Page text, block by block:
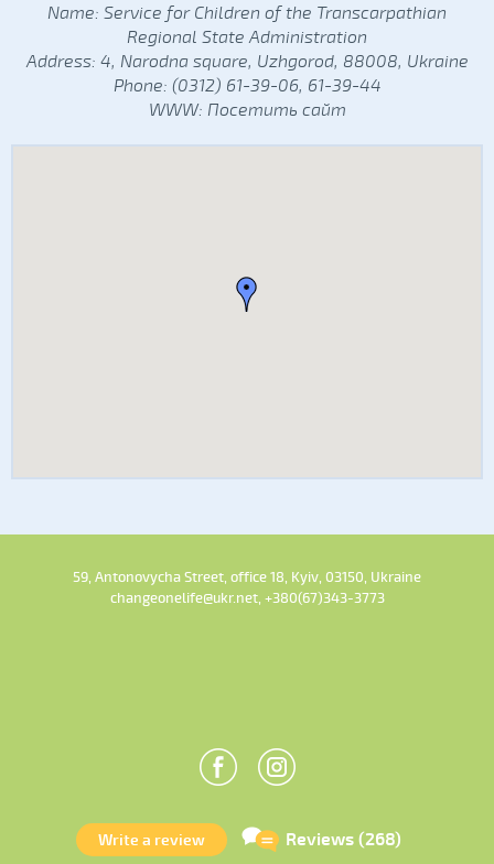
Name: Service for Children of the Transcarpathian
Regional State Administration
Address: 4, Narodna square, Uzhgorod, 88008, Ukraine
Phone: (0312) 61-39-06, 61-39-44
WWW: Посетить сайт
59, Antonovycha Street, office 18, Kyiv, 03150, Ukraine
changeonelife@ukr.net, +380(67)343-3773
Write a review Reviews (268)